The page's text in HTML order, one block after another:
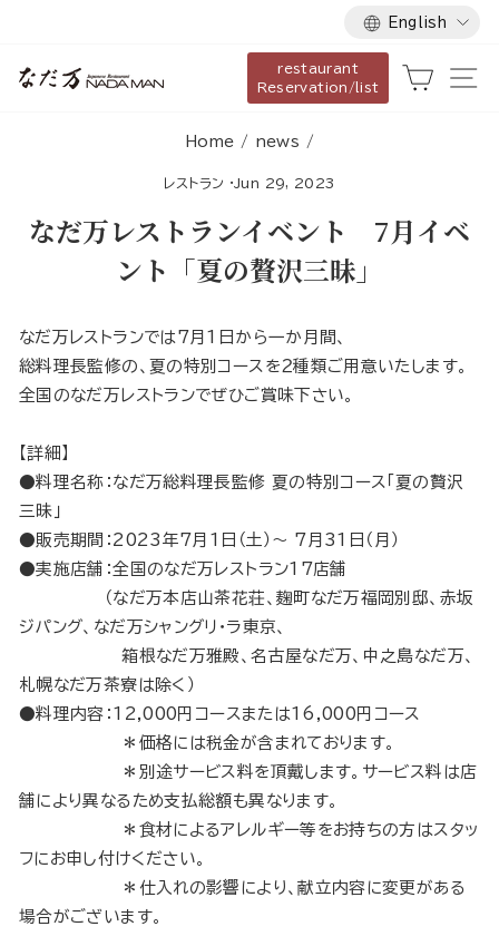
content
Language
English
restaurant
Reservation/list
Cart
Home / news /
レストラン · Jun 29, 2023
なだ万レストランイベント 7月イベ
ント「夏の贅沢三昧」
なだ万レストランでは7月1日から一か月間、
総料理長監修の、夏の特別コースを２種類ご用意いたします。
全国のなだ万レストランでぜひご賞味下さい。
【詳細】
●料理名称：なだ万総料理長監修 夏の特別コース「夏の贅沢
三昧」
●販売期間：2023年7月1日（土）～ 7月31日（月）
●実施店舗：全国のなだ万レストラン17店舗
（なだ万本店山茶花荘、麹町なだ万福岡別邸、赤坂
ジパング、なだ万シャングリ・ラ東京、
箱根なだ万雅殿、名古屋なだ万、中之島なだ万、
札幌なだ万茶寮は除く）
●料理内容：12,000円コースまたは16,000円コース
＊価格には税金が含まれております。
＊別途サービス料を頂戴します。サービス料は店
舗により異なるため支払総額も異なります。
＊食材によるアレルギー等をお持ちの方はスタッ
フにお申し付けください。
＊仕入れの影響により、献立内容に変更がある
場合がございます。